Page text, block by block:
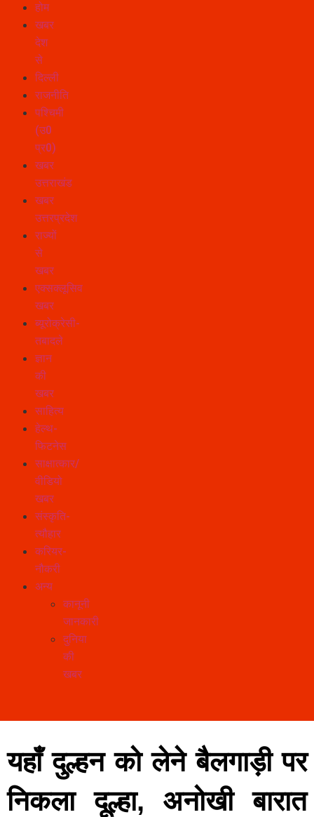
होम
खबर
देश
से
दिल्ली
राजनीति
पश्चिमी
(उ0
प्र0)
खबर
उत्तराखंड
खबर
उत्तरप्रदेश
राज्यों
से
खबर
एक्सक्लूसिव
खबर
ब्यूरोक्रेसी-
तबादले
ज्ञान
की
खबर
साहित्य
हेल्थ-
फिटनेस
साक्षात्कार/
वीडियो
खबर
संस्कृति-
त्यौहार
करियर-
नौकरी
अन्य
कानूनी
जानकारी
दुनिया
की
खबर
यहाँ दुल्हन को लेने बैलगाड़ी पर
निकला दूल्हा, अनोखी बारात